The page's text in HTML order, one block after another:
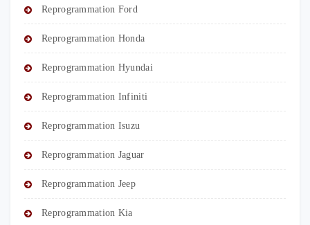
Reprogrammation Ford
Reprogrammation Honda
Reprogrammation Hyundai
Reprogrammation Infiniti
Reprogrammation Isuzu
Reprogrammation Jaguar
Reprogrammation Jeep
Reprogrammation Kia